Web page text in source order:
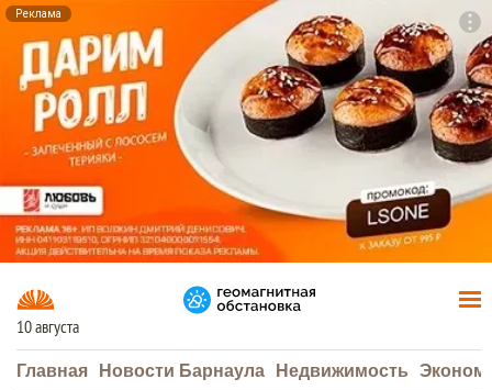
Реклама
10 августа
Главная Новости Барнаула Недвижимость